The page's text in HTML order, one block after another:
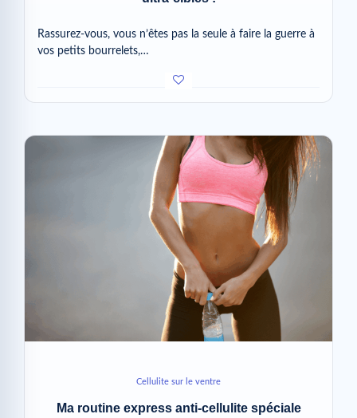
Rassurez-vous, vous n’êtes pas la seule à faire la guerre à
vos petits bourrelets,…
Cellulite sur le ventre
Ma routine express anti-cellulite spéciale